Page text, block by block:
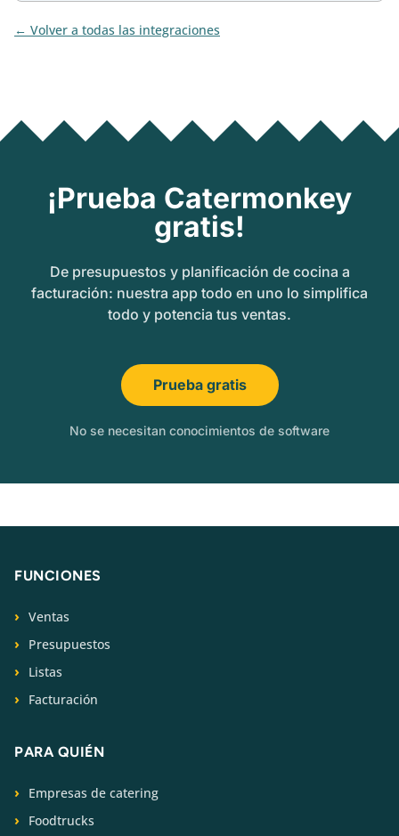
Volver a todas las integraciones
¡Prueba Catermonkey
gratis!
De presupuestos y planificación de cocina a
facturación: nuestra app todo en uno lo simplifica
todo y potencia tus ventas.
Prueba gratis
No se necesitan conocimientos de software
FUNCIONES
Ventas
Presupuestos
Listas
Facturación
PARA QUIÉN
Empresas de catering
Foodtrucks